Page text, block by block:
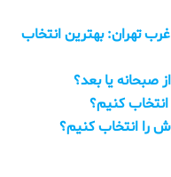
تهران: بهترین انتخاب
صبحانه یا بعد؟
کنیم؟
را انتخاب کنیم؟